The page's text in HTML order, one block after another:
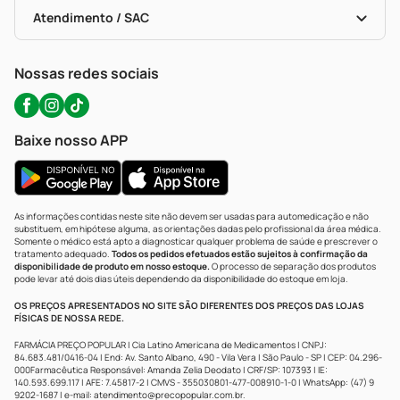
Políticas De Marketplace
Portal Da Privacidade
Atendimento / SAC
Nossas redes sociais
Baixe nosso APP
As informações contidas neste site não devem ser usadas para automedicação e não
substituem, em hipótese alguma, as orientações dadas pelo profissional da área médica.
Somente o médico está apto a diagnosticar qualquer problema de saúde e prescrever o
tratamento adequado. Todos os pedidos efetuados estão sujeitos à confirmação da
disponibilidade de produto em nosso estoque.O processo de separação dos produtos
pode levar até dois dias úteis dependendo da disponibilidade do estoque em loja.
OS PREÇOS APRESENTADOS NO SITE SÃO DIFERENTES DOS PREÇOS DAS LOJAS
FÍSICAS DE NOSSA REDE.
FARMÁCIA PREÇO POPULAR | Cia Latino Americana de Medicamentos | CNPJ:
84.683.481/0416-04 | End: Av. Santo Albano, 490 - Vila Vera | São Paulo - SP | CEP: 04.296-
000Farmacêutica Responsável: Amanda Zelia Deodato | CRF/SP: 107393 | IE:
140.593.699.117 | AFE: 7.45817-2 | CMVS - 355030801-477-008910-1-0 | WhatsApp: (47) 9
9202-1687 | e-mail: atendimento@precopopular.com.br.